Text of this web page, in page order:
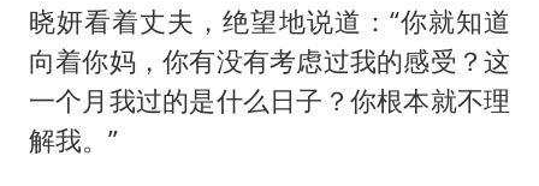
晓妍看着丈夫，绝望地说道：“你就知道
向着你妈，你有没有考虑过我的感受？这
一个月我过的是什么日子？你根本就不理
解我。”